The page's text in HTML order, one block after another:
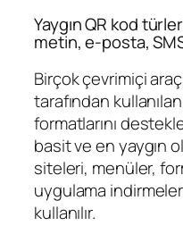
Yaygın QR kod
metin, e-posta,
Birçok çevrimiçi
tarafından
formatlarını
basit ve en yaygın
siteleri, menüler,
uygulama
kullanılır.